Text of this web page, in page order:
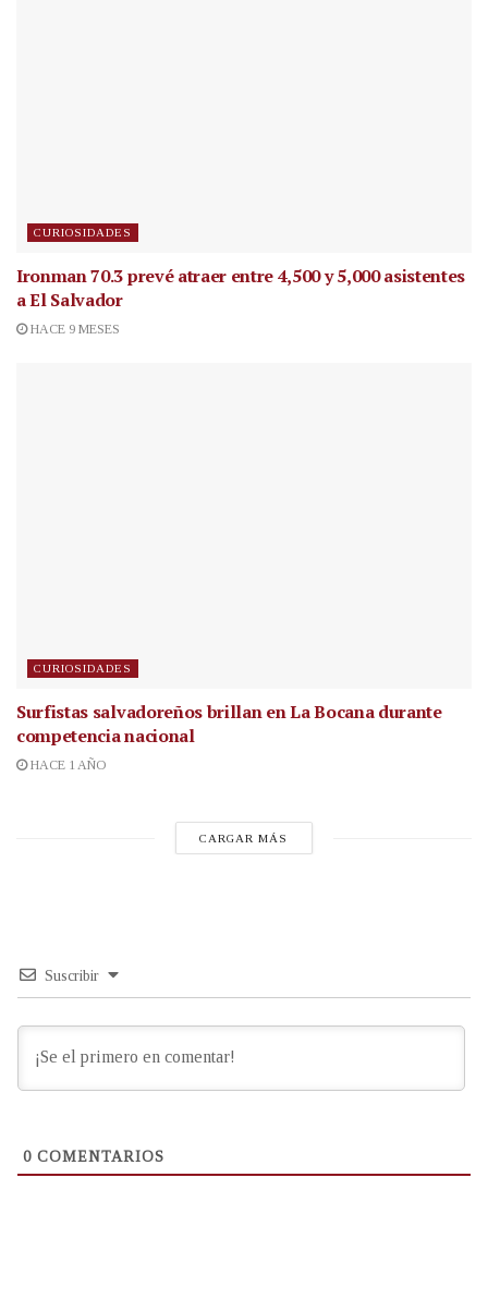
CURIOSIDADES
Ironman 70.3 prevé atraer entre 4,500 y 5,000 asistentes
a El Salvador
HACE 9 MESES
CURIOSIDADES
Surfistas salvadoreños brillan en La Bocana durante
competencia nacional
HACE 1 AÑO
CARGAR MÁS
Suscribir
0 COMENTARIOS